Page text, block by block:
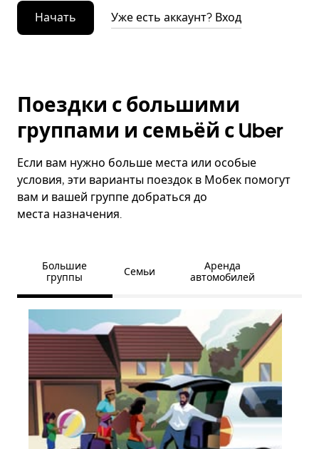
Начать Уже есть аккаунт? Вход
Поездки с большими
группами и семьёй с Uber
Если вам нужно больше места или особые
условия, эти варианты поездок в Мобек помогут
вам и вашей группе добраться до
места назначения.
Большие
группы
Семьи
Аренда
автомобилей